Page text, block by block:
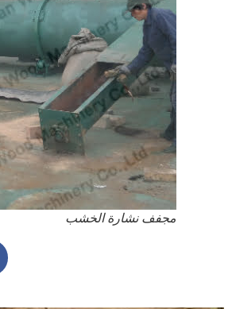
مجفف نشارة الخشب